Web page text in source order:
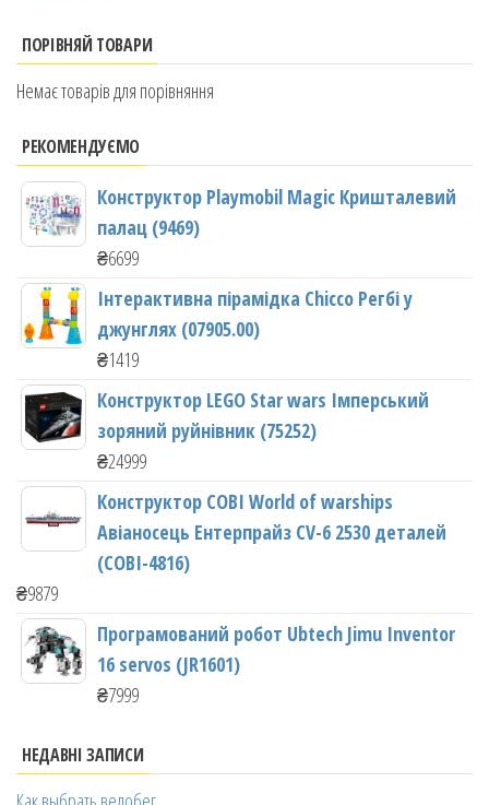
ПОРІВНЯЙ ТОВАРИ
Немає товарів для порівняння
РЕКОМЕНДУЄМО
Конструктор Playmobil Magic Кришталевий
палац (9469)
₴6699
Інтерактивна пірамідка Chicco Регбі у
джунглях (07905.00)
₴1419
Конструктор LEGO Star wars Імперський
зоряний руйнівник (75252)
₴24999
Конструктор COBI World of warships
Авіаносець Ентерпрайз CV-6 2530 деталей
(COBI-4816)
₴9879
Програмований робот Ubtech Jimu Inventor
16 servos (JR1601)
₴7999
НЕДАВНІ ЗАПИСИ